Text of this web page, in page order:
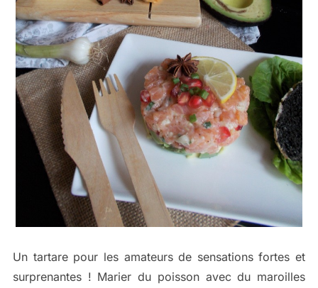
Un tartare pour les amateurs de sensations fortes et
surprenantes ! Marier du poisson avec du maroilles